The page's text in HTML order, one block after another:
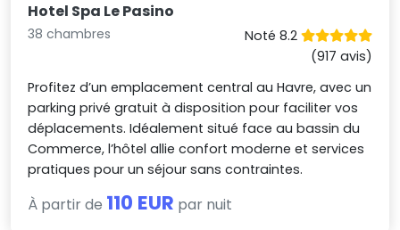
Hotel Spa Le Pasino
38 chambres
Noté 8.2
(917 avis)
Profitez d’un emplacement central au Havre, avec un
parking privé gratuit à disposition pour faciliter vos
déplacements. Idéalement situé face au bassin du
Commerce, l’hôtel allie confort moderne et services
pratiques pour un séjour sans contraintes.
À partir de 110 EUR par nuit